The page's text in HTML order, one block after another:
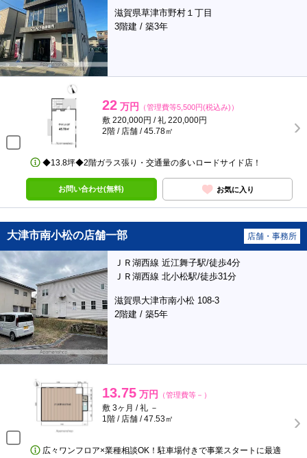
滋賀県草津市野村１丁目
3階建 / 築3年
22 万円 （管理費等5,500円(税込み)）
敷 220,000円 / 礼 220,000円
2階 / 店舗 / 45.78㎡
◆13.8坪◆2階ガラス張り・交通量の多いロードサイド店！
お問い合わせ(無料) お気に入り
大津市南小松の店舗一部 店舗・事務所
ＪＲ湖西線 近江舞子駅/徒歩4分
ＪＲ湖西線 北小松駅/徒歩31分
滋賀県大津市南小松 108-3
2階建 / 築5年
13.75 万円 （管理費等－）
敷 3ヶ月 / 礼 －
1階 / 店舗 / 47.53㎡
広々ワンフロア×業種相談OK！駐車場付きで事業スタートに最適